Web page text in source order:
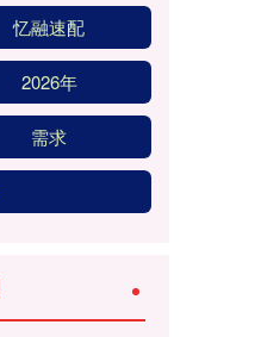
忆融速配
2026年
需求